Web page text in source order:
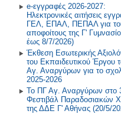
2015-2016
2014-2015
Παλαιότερη Έτη
e-εγγραφές 2026-2027:
Ηλεκτρονικές αιτήσεις
ΓΕΛ, ΕΠΑΛ, ΠΕΠΑΛ για
αποφοίτους της Γ'
έως 8/7/2026)
Έκθεση Εσωτερικής
του Εκπαιδευτικού Έργου
Αγ. Αναργύρων για το
2025-2026
Το ΠΓ Αγ. Αναργύρων στο
Φεστιβάλ Παραδοσιακών
της ΔΔΕ Γ' Αθήνας (20/5/